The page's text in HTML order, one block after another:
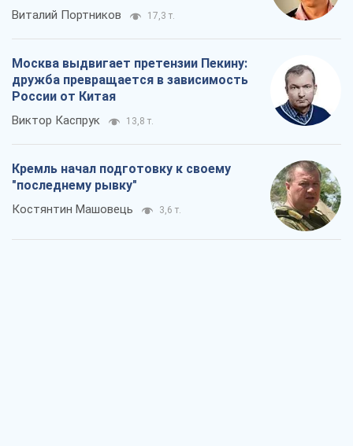
Виталий Портников 17,3 т.
Москва выдвигает претензии Пекину:
дружба превращается в зависимость
России от Китая
Виктор Каспрук 13,8 т.
Кремль начал подготовку к своему
"последнему рывку"
Костянтин Машовець 3,6 т.